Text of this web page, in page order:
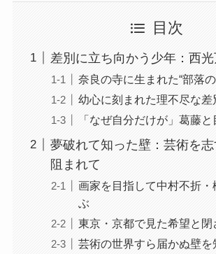
目次
差別に立ち向かう少年：西
奈良の寺に生まれた“部落
幼心に刻まれた理不尽な差
「なぜ自分だけが」葛藤と
夢破れて知った壁：芸術を
阻まれて
画家を目指して中村不折・
ぶ
東京・京都で見た希望と閉
芸術の世界すら届かぬ壁を